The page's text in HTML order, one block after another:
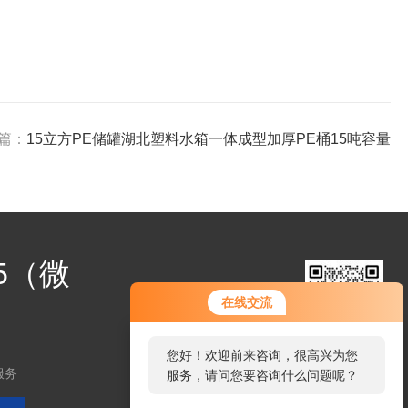
在线交流
您好！欢迎前来咨询，很高兴为您
服务，请问您要咨询什么问题呢？
： 15立方PE储罐湖北塑料水箱一体成型加厚PE桶15吨容量
微
务
扫码加微信